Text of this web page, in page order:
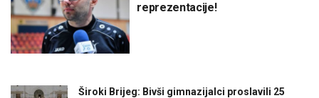
reprezentacije!
Široki Brijeg: Bivši gimnazijalci proslavili 25